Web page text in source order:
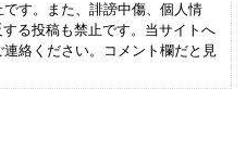
す。また、誹謗中傷、個人情
る投稿も禁止です。当サイトへ
絡ください。コメント欄だと見